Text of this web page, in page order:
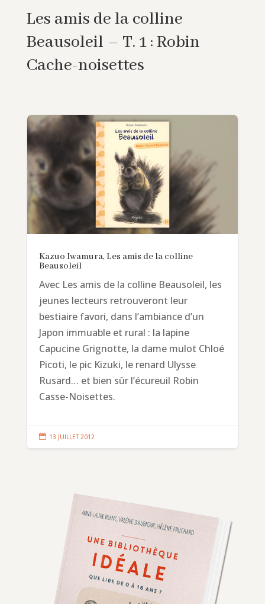
Les amis de la colline
Beausoleil – T. 1 : Robin
Cache-noisettes
Kazuo Iwamura, Les amis de la colline
Beausoleil
Avec Les amis de la colline Beausoleil, les
jeunes lecteurs retrouveront leur
bestiaire favori, dans l’ambiance d’un
Japon immuable et rural : la lapine
Capucine Grignotte, la dame mulot Chloé
Picoti, le pic Kizuki, le renard Ulysse
Rusard… et bien sûr l’écureuil Robin
Casse-Noisettes.
 13 JUILLET 2012